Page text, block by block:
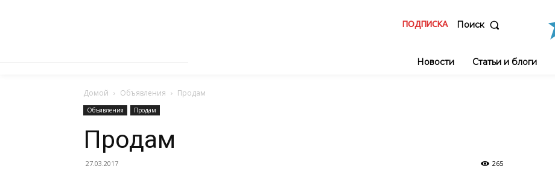
ПОДПИСКА Поиск
Новости Статьи и блоги
Домой Объявления Продам
Объявления Продам
Продам
27.03.2017 265